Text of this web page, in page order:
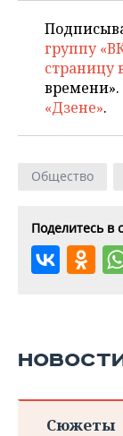
группу
страницу
«Дзене».
Общество
Поделитесь в
Сюжеты